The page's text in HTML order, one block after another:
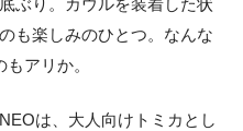
も楽しみのひとつ。なんな
アリか。
は、大人向けトミカとし